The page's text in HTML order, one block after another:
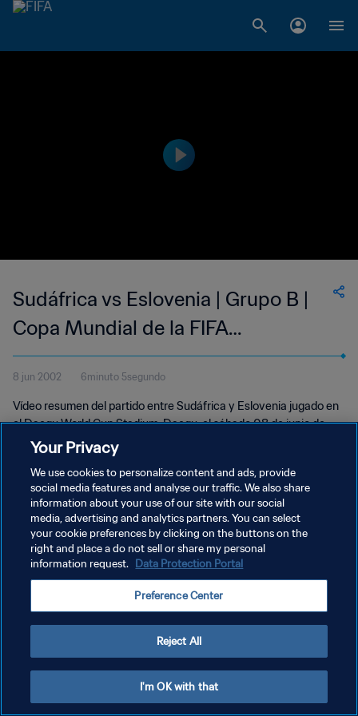
Sudáfrica vs Eslovenia | Grupo B |
Copa Mundial de la FIFA
Corea/Japón 2002™ | Highlights
8 jun 2002 6minuto 5segundo
Vídeo resumen del partido entre Sudáfrica y Eslovenia jugado en
el Daegu World Cup Stadium, Daegu, el sábado 08 de junio de
2002.
POLÍTICA DE PRIVACIDAD
TÉRMINOS DE SERVICIO
AJUSTAR LA CONFIGURACIÓN DE LAS COOKIES
Copyright © 1994 - 2026 FIFA. Todos los derechos reservados.
Your Privacy
We use cookies to personalize content and ads, provide
social media features and analyse our traffic. We also share
information about your use of our site with our social
media, advertising and analytics partners. You can select
your cookie preferences by clicking on the buttons on the
right and place a do not sell or share my personal
information request. Data Protection Portal
Preference Center
Reject All
I'm OK with that